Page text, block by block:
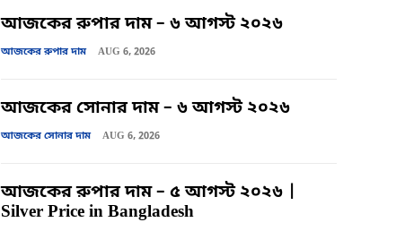
আজকের রুপার দাম – ৬ আগস্ট ২০২৬
আজকের রুপার দাম AUG 6, 2026
আজকের সোনার দাম – ৬ আগস্ট ২০২৬
আজকের সোনার দাম AUG 6, 2026
আজকের রুপার দাম – ৫ আগস্ট ২০২৬ |
Silver Price in Bangladesh